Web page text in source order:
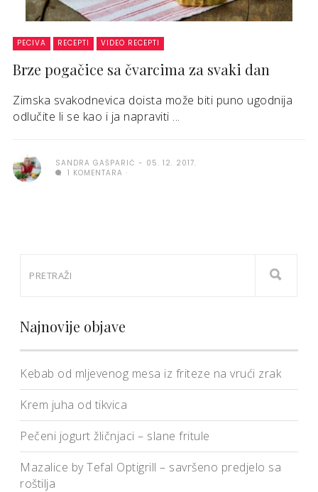
PECIVA RECEPTI VIDEO RECEPTI
Brze pogačice sa čvarcima za svaki dan
Zimska svakodnevica doista može biti puno ugodnija
odlučite li se kao i ja napraviti ...
SANDRA GAŠPARIĆ
05. 12. 2017.
1 KOMENTARA
Najnovije objave
Kebab od mljevenog mesa iz friteze na vrući zrak
Krem juha od tikvica
Pečeni jogurt žličnjaci – slane fritule
Mazalice by Tefal Optigrill – savršeno predjelo sa
roštilja